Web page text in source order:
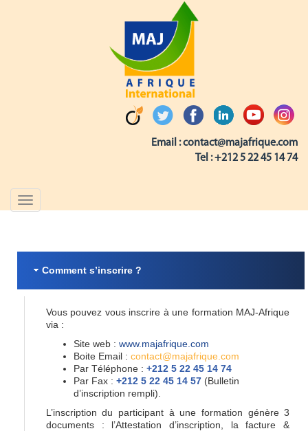
Email :contact@majafrique.com
Tel :+212 5 22 45 14 74
Toggle
navigation
Comment s’inscrire ?
Vous pouvez vous inscrire à une formation MAJ-Afrique
via :
Site web : www.majafrique.com
Boite Email : contact@majafrique.com
Par Téléphone : +212 5 22 45 14 74
Par Fax : +212 5 22 45 14 57(Bulletin
d’inscription rempli).
L’inscription du participant à une formation génère 3
documents : l’Attestation d’inscription, la facture &